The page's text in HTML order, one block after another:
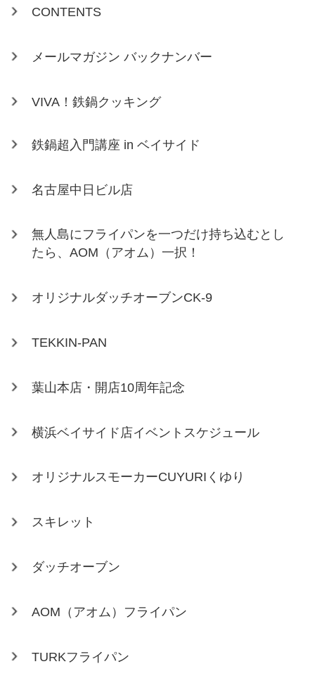
CONTENTS
メールマガジン バックナンバー
VIVA！鉄鍋クッキング
鉄鍋超入門講座 in ベイサイド
名古屋中日ビル店
無人島にフライパンを一つだけ持ち込むとし
たら、AOM（アオム）一択！
オリジナルダッチオーブンCK-9
TEKKIN-PAN
葉山本店・開店10周年記念
横浜ベイサイド店イベントスケジュール
オリジナルスモーカーCUYURIくゆり
スキレット
ダッチオーブン
AOM（アオム）フライパン
TURKフライパン